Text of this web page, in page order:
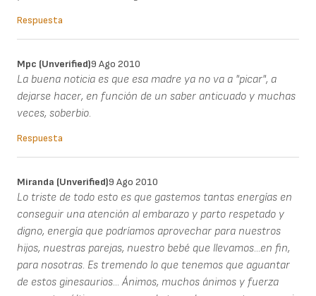
Respuesta
Mpc (unverified)9 Ago 2010
La buena noticia es que esa madre ya no va a "picar", a
dejarse hacer, en función de un saber anticuado y muchas
veces, soberbio.
Respuesta
Miranda (unverified)9 Ago 2010
Lo triste de todo esto es que gastemos tantas energías en
conseguir una atención al embarazo y parto respetado y
digno, energía que podríamos aprovechar para nuestros
hijos, nuestras parejas, nuestro bebé que llevamos...en fin,
para nosotras. Es tremendo lo que tenemos que aguantar
de estos ginesaurios... Ánimos, muchos ánimos y fuerza